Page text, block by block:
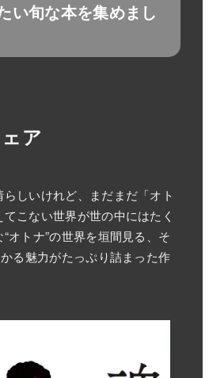
い旬な本を集めまし
ア
しいけれど、まだまだ「オト
こない世界が世の中にはたく
オトナ”の世界を垣間見る、そ
る魅力がたっぷり詰まった作